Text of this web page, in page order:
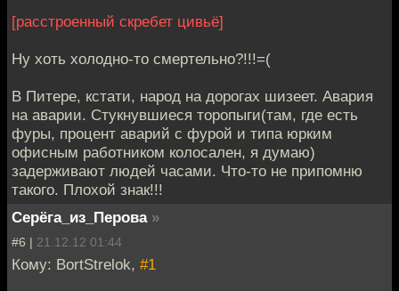
[расстроенный скребет цивьё]
Ну хоть холодно-то смертельно?!!!=(
В Питере, кстати, народ на дорогах шизеет. Авария
на аварии. Стукнувшиеся торопыги(там, где есть
фуры, процент аварий с фурой и типа юрким
офисным работником колосален, я думаю)
задерживают людей часами. Что-то не припомню
такого. Плохой знак!!!
Серёга_из_Перова »
#6 | 21.12.12 01:44
Кому: BortStrelok, #1